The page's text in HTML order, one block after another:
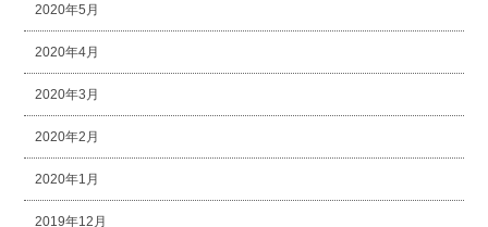
2020年5月
2020年4月
2020年3月
2020年2月
2020年1月
2019年12月